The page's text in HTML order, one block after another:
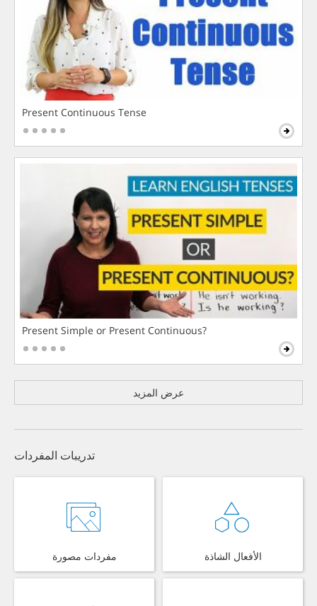
Present Continuous Tense
Present Simple or Present Continuous?
عرض المزيد
تدريبات المفردات
مفردات مصورة الأفعال الشاذة